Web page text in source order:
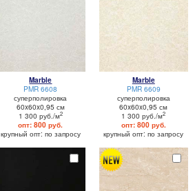
Marble
PMR 6608
суперполировка
60x60x0,95 см
1 300 руб./м2
опт: 800 руб.
крупный опт: по запросу
Marble
PMR 6609
суперполировка
60x60x0,95 см
1 300 руб./м2
опт: 800 руб.
крупный опт: по запросу